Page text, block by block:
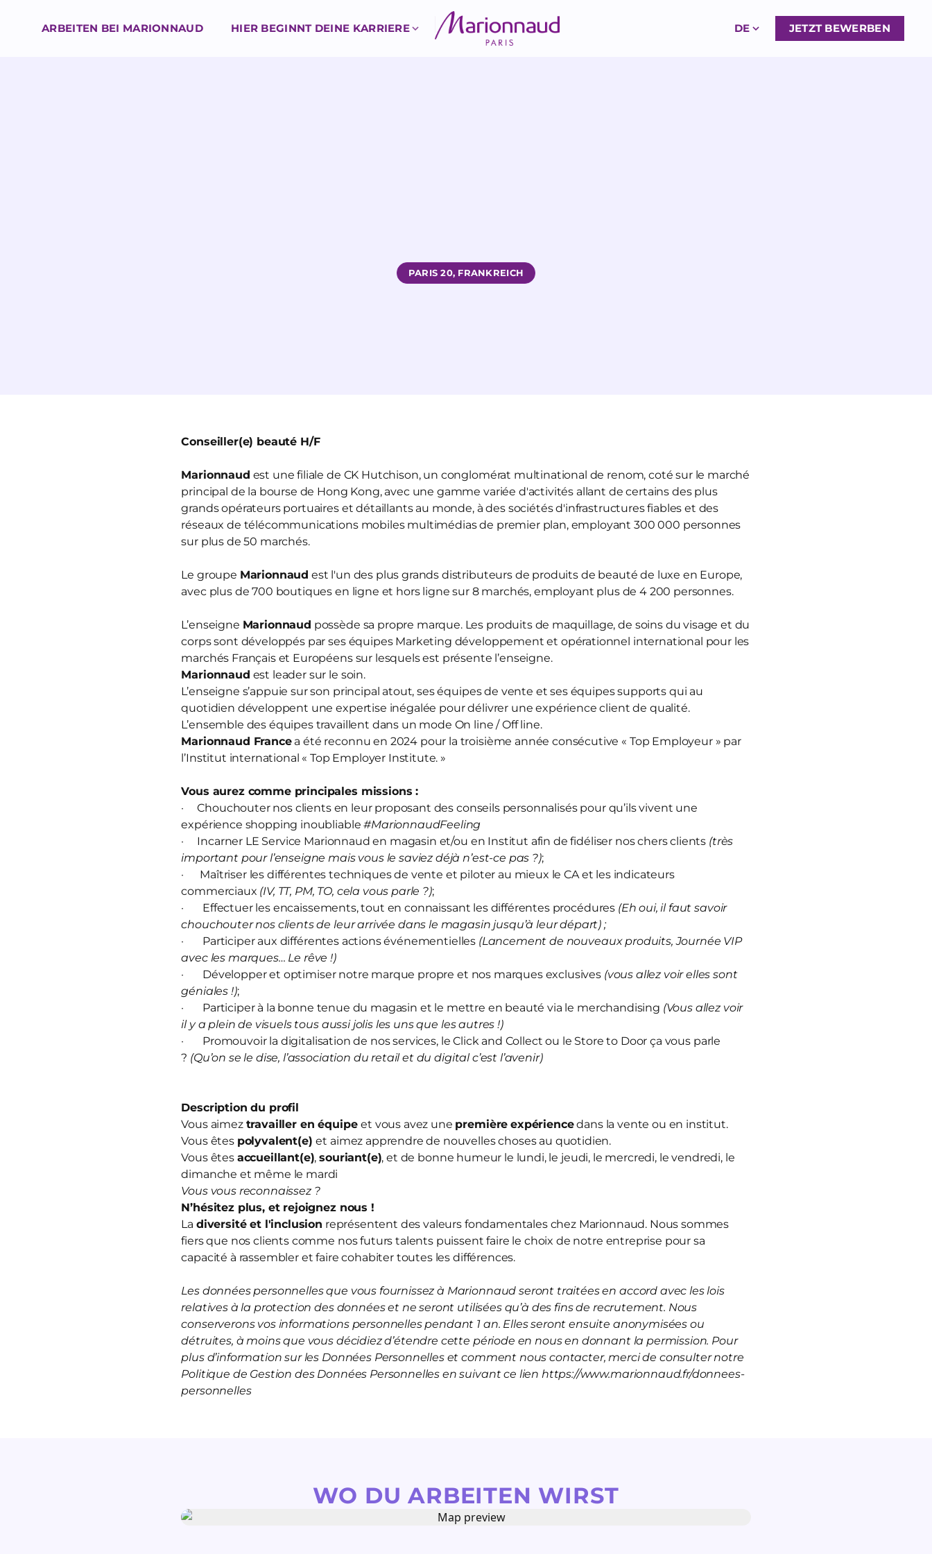
ARBEITEN BEI MARIONNAUD HIER BEGINNT DEINE KARRIERE DE JETZT BEWERBEN
PARIS 20, FRANKREICH
Conseiller(e) beauté H/F
Marionnaud est une filiale de CK Hutchison, un conglomérat multinational de renom, coté sur le marché
principal de la bourse de Hong Kong, avec une gamme variée d'activités allant de certains des plus
grands opérateurs portuaires et détaillants au monde, à des sociétés d'infrastructures fiables et des
réseaux de télécommunications mobiles multimédias de premier plan, employant 300 000 personnes
sur plus de 50 marchés.
Le groupe Marionnaud est l'un des plus grands distributeurs de produits de beauté de luxe en Europe,
avec plus de 700 boutiques en ligne et hors ligne sur 8 marchés, employant plus de 4 200 personnes.
L’enseigne Marionnaud possède sa propre marque. Les produits de maquillage, de soins du visage et du
corps sont développés par ses équipes Marketing développement et opérationnel international pour les
marchés Français et Européens sur lesquels est présente l’enseigne.
Marionnaud est leader sur le soin.
L’enseigne s’appuie sur son principal atout, ses équipes de vente et ses équipes supports qui au
quotidien développent une expertise inégalée pour délivrer une expérience client de qualité.
L’ensemble des équipes travaillent dans un mode On line / Off line.
Marionnaud Francea été reconnu en 2024 pour la troisième année consécutive « Top Employeur » par
l’Institut international « Top Employer Institute. »
Vous aurez comme principales missions :
· Chouchouter nos clients en leur proposant des conseils personnalisés pour qu’ils vivent une
expérience shopping inoubliable#MarionnaudFeeling
· Incarner LE Service Marionnaud en magasin et/ou en Institut afin de fidéliser nos chers clients (très
important pour l’enseigne mais vous le saviez déjà n’est-ce pas ?);
· Maîtriser les différentes techniques de vente et piloter au mieux le CA et les indicateurs
commerciaux (IV, TT, PM, TO, cela vous parle ?);
· Effectuer les encaissements, tout en connaissant les différentes procédures (Eh oui, il faut savoir
chouchouter nos clients de leur arrivée dans le magasin jusqu’à leur départ) ;
· Participer aux différentes actions événementielles (Lancement de nouveaux produits, Journée VIP
avec les marques… Le rêve !)
· Développer et optimiser notre marque propre et nos marques exclusives (vous allez voir elles sont
géniales !);
· Participer à la bonne tenue du magasin et le mettre en beauté via le merchandising (Vous allez voir
il y a plein de visuels tous aussi jolis les uns que les autres !)
· Promouvoir la digitalisation de nos services, le Click and Collect ou le Store to Door ça vous parle
? (Qu’on se le dise, l’association du retail et du digital c’est l’avenir)
Description du profil
Vous aimez travailler en équipeet vous avez une première expériencedans la vente ou en institut.
Vous êtes polyvalent(e)et aimez apprendre de nouvelles choses au quotidien.
Vous êtes accueillant(e),souriant(e), et de bonne humeur le lundi, le jeudi, le mercredi, le vendredi, le
dimanche et même le mardi
Vous vous reconnaissez ?
N’hésitez plus, et rejoignez nous !
La diversité et l'inclusion représentent des valeurs fondamentales chez Marionnaud. Nous sommes
fiers que nos clients comme nos futurs talents puissent faire le choix de notre entreprise pour sa
capacité à rassembler et faire cohabiter toutes les différences.
Les données personnelles que vous fournissez à Marionnaud seront traitées en accord avec les lois
relatives à la protection des données et ne seront utilisées qu’à des fins de recrutement. Nous
conserverons vos informations personnelles pendant 1 an. Elles seront ensuite anonymisées ou
détruites, à moins que vous décidiez d’étendre cette période en nous en donnant la permission. Pour
plus d’information sur les Données Personnelles et comment nous contacter, merci de consulter notre
Politique de Gestion des Données Personnelles en suivant ce lien https://www.marionnaud.fr/donnees-
personnelles
WO DU ARBEITEN WIRST